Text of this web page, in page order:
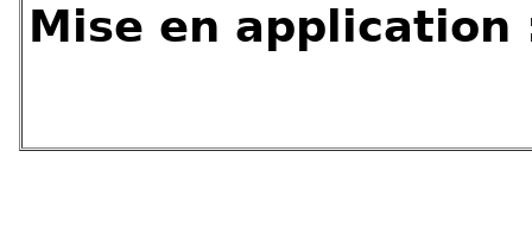
Mise en application